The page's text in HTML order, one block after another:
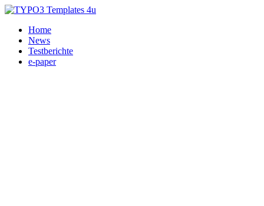
Home
News
Testberichte
e-paper